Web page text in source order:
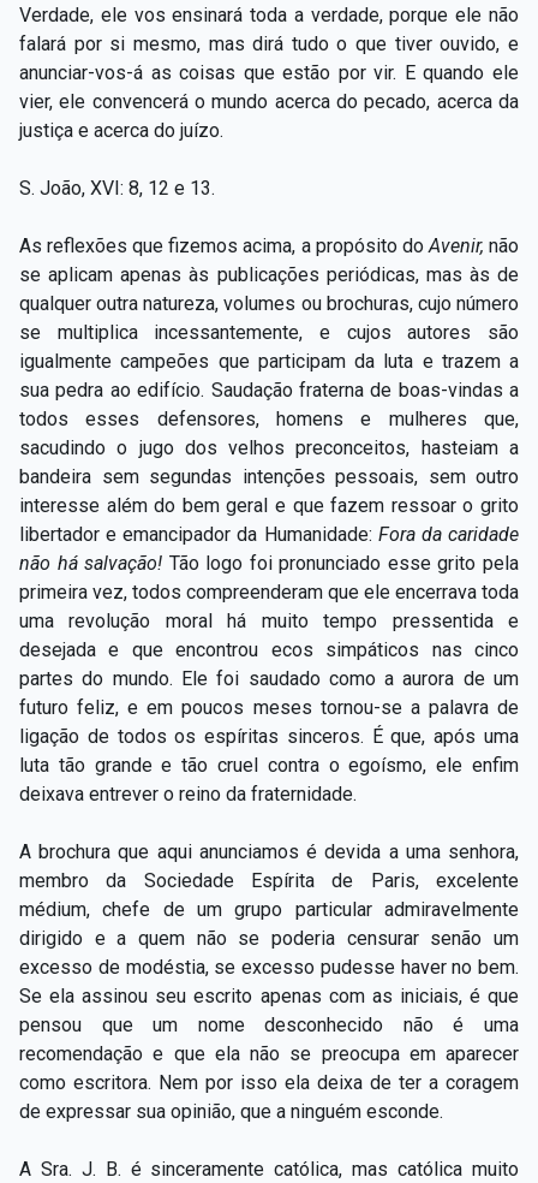
Verdade, ele vos ensinará toda a verdade, porque ele não
falará por si mesmo, mas dirá tudo o que tiver ouvido, e
anunciar-vos-á as coisas que estão por vir. E quando ele
vier, ele convencerá o mundo acerca do pecado, acerca da
justiça e acerca do juízo.
S. João, XVI: 8, 12 e 13.
As reflexões que fizemos acima, a propósito do Avenir,não
se aplicam apenas às publicações periódicas, mas às de
qualquer outra natureza, volumes ou brochuras, cujo número
se multiplica incessantemente, e cujos autores são
igualmente campeões que participam da luta e trazem a
sua pedra ao edifício. Saudação fraterna de boas-vindas a
todos esses defensores, homens e mulheres que,
sacudindo o jugo dos velhos preconceitos, hasteiam a
bandeira sem segundas intenções pessoais, sem outro
interesse além do bem geral e que fazem ressoar o grito
libertador e emancipador da Humanidade: Fora da caridade
não há salvação! Tão logo foi pronunciado esse grito pela
primeira vez, todos compreenderam que ele encerrava toda
uma revolução moral há muito tempo pressentida e
desejada e que encontrou ecos simpáticos nas cinco
partes do mundo. Ele foi saudado como a aurora de um
futuro feliz, e em poucos meses tornou-se a palavra de
ligação de todos os espíritas sinceros. É que, após uma
luta tão grande e tão cruel contra o egoísmo, ele enfim
deixava entrever o reino da fraternidade.
A brochura que aqui anunciamos é devida a uma senhora,
membro da Sociedade Espírita de Paris, excelente
médium, chefe de um grupo particular admiravelmente
dirigido e a quem não se poderia censurar senão um
excesso de modéstia, se excesso pudesse haver no bem.
Se ela assinou seu escrito apenas com as iniciais, é que
pensou que um nome desconhecido não é uma
recomendação e que ela não se preocupa em aparecer
como escritora. Nem por isso ela deixa de ter a coragem
de expressar sua opinião, que a ninguém esconde.
A Sra. J. B. é sinceramente católica, mas católica muito